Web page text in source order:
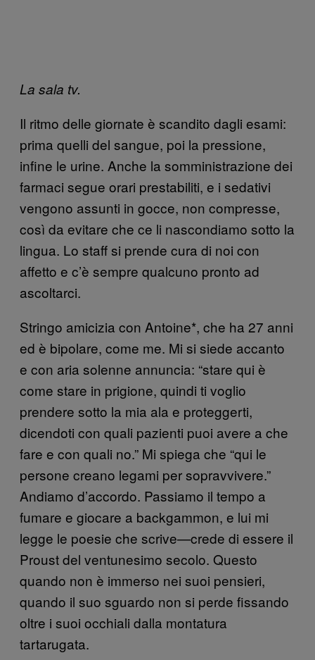
La sala tv.
Il ritmo delle giornate è scandito dagli esami:
prima quelli del sangue, poi la pressione,
infine le urine. Anche la somministrazione dei
farmaci segue orari prestabiliti, e i sedativi
vengono assunti in gocce, non compresse,
così da evitare che ce li nascondiamo sotto la
lingua. Lo staff si prende cura di noi con
affetto e c’è sempre qualcuno pronto ad
ascoltarci.
Stringo amicizia con Antoine*, che ha 27 anni
ed è bipolare, come me. Mi si siede accanto
e con aria solenne annuncia: “stare qui è
come stare in prigione, quindi ti voglio
prendere sotto la mia ala e proteggerti,
dicendoti con quali pazienti puoi avere a che
fare e con quali no.” Mi spiega che “qui le
persone creano legami per sopravvivere.”
Andiamo d’accordo. Passiamo il tempo a
fumare e giocare a backgammon, e lui mi
legge le poesie che scrive—crede di essere il
Proust del ventunesimo secolo. Questo
quando non è immerso nei suoi pensieri,
quando il suo sguardo non si perde fissando
oltre i suoi occhiali dalla montatura
tartarugata.